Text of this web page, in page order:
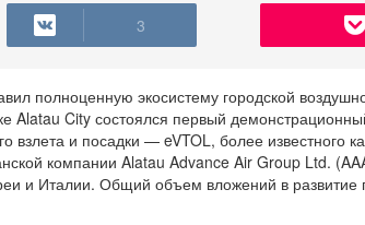
3
полноценную экосистему городской
City состоялся первый
взлета и посадки — eVTOL, более известного
компании Alatau Advance Air Group Ltd.
и Италии. Общий объем вложений в развитие